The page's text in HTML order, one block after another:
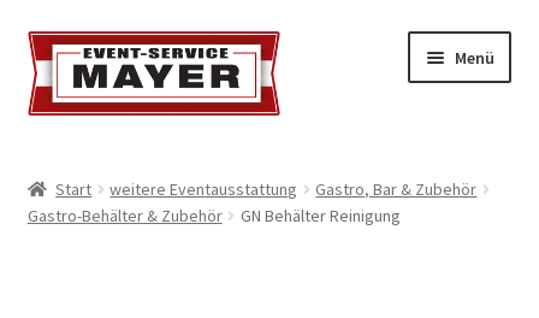
Menü
Event-Service
Start weitere Eventausstattung
Gastro, Bar & Zubehör
Gastro-Behälter & Zubehör
GN Behälter Reinigung